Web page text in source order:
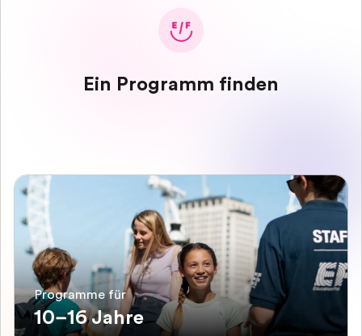
Ein Programm finden
Programme für
10–16 Jahre